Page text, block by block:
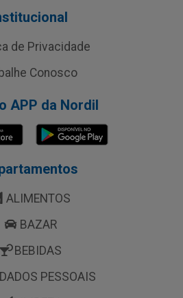
de Privacidade
Conosco
APP da Nordil
ALIMENTOS
BAZAR
BEBIDAS
PESSOAIS